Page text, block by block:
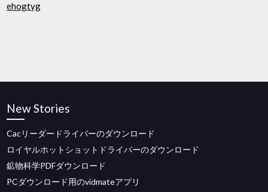
ehogtyg
New Stories
Cacリーダードライバーのダウンロード
ロイヤルホットショットドライバーのダウンロード
鉱物科学PDFダウンロード
PCダウンロード用のvidmateアプリ